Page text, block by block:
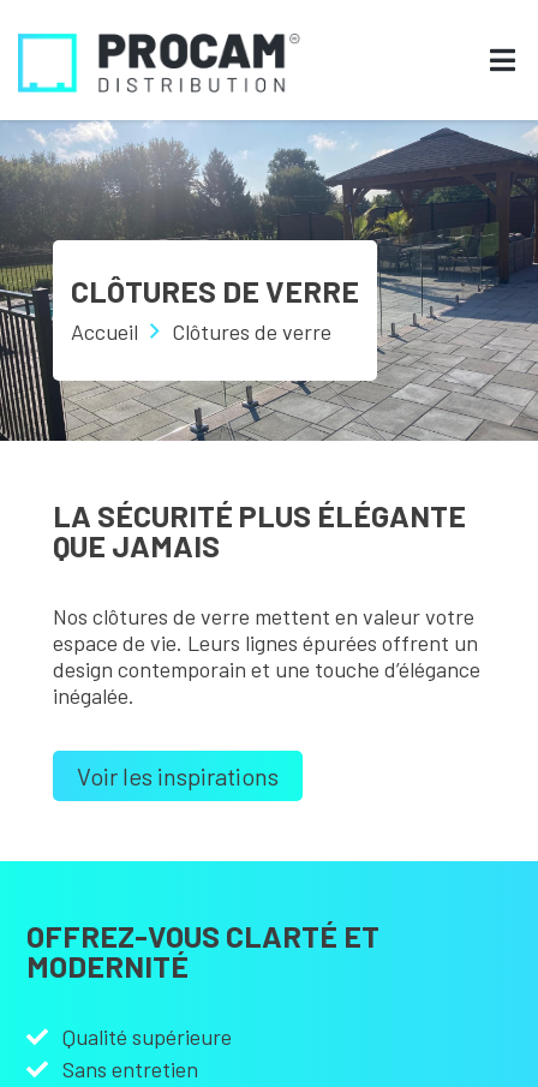
CLÔTURES DE VERRE
Accueil Clôtures de verre
LA SÉCURITÉ PLUS ÉLÉGANTE
QUE JAMAIS
Nos clôtures de verre mettent en valeur votre
espace de vie. Leurs lignes épurées offrent un
design contemporain et une touche d’élégance
inégalée.
Voir les inspirations
OFFREZ-VOUS CLARTÉ ET
MODERNITÉ
Qualité supérieure
Sans entretien